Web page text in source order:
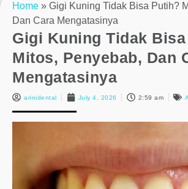
Home » Gigi Kuning Tidak Bisa Putih?
Dan Cara Mengatasinya
Gigi Kuning Tidak
Mitos, Penyebab, Dan
Mengatasinya
arinidental July 4, 2026 2:59 am